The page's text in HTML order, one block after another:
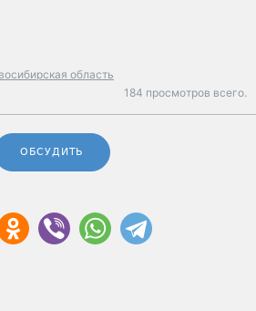
область
184 просмотров всего.
ОБСУДИТЬ